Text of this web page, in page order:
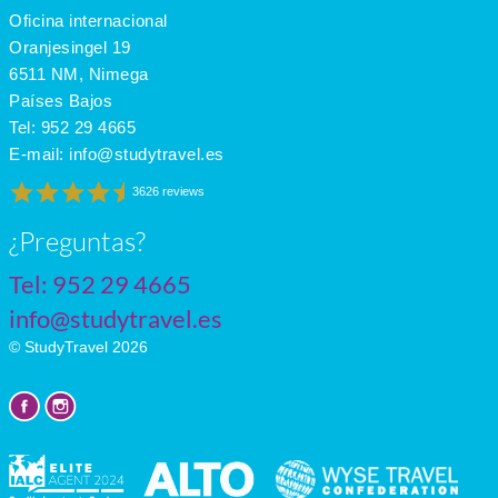
May
June
July
Oficina internacional
Oranjesingel 19
6511 NM, Nimega
Países Bajos
Tel: 952 29 4665
E-mail: info@studytravel.es
3626 reviews
¿Preguntas?
Tel: 952 29 4665
info@studytravel.es
© StudyTravel 2026